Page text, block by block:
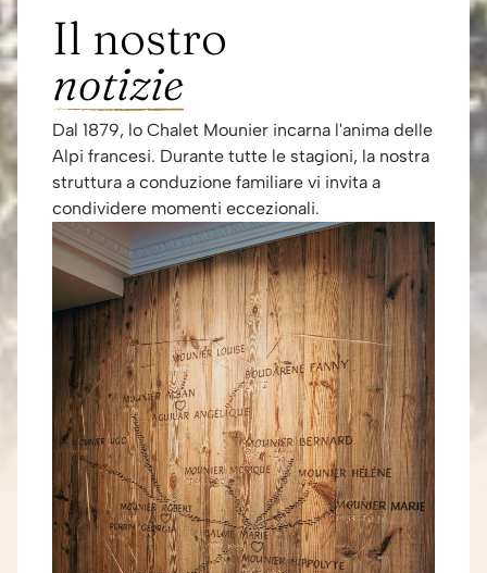
Il nostro
notizie
Dal 1879, lo Chalet Mounier incarna l'anima delle
Alpi francesi. Durante tutte le stagioni, la nostra
struttura a conduzione familiare vi invita a
condividere momenti eccezionali.